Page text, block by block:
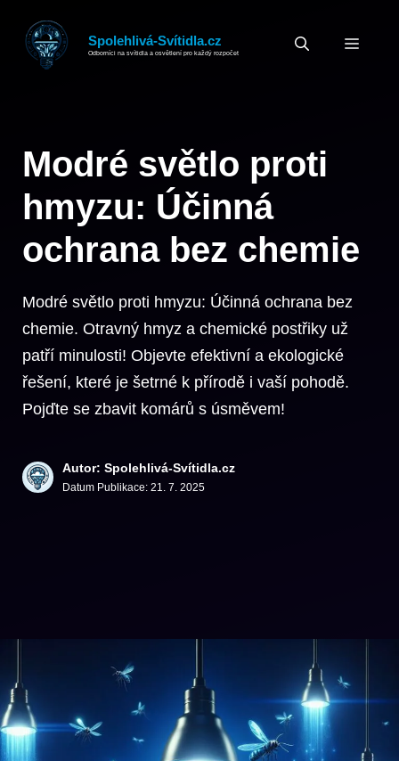
obsah
Spolehlivá-Svítidla.cz
Odborníci na svítidla a osvětlení pro každý rozpočet
Modré světlo proti
hmyzu: Účinná
ochrana bez chemie
Modré světlo proti hmyzu: Účinná ochrana bez
chemie. Otravný hmyz a chemické postřiky už
patří minulosti! Objevte efektivní a ekologické
řešení, které je šetrné k přírodě i vaší pohodě.
Pojďte se zbavit komárů s úsměvem!
Autor: Spolehlivá-Svítidla.cz
Datum Publikace: 21. 7. 2025